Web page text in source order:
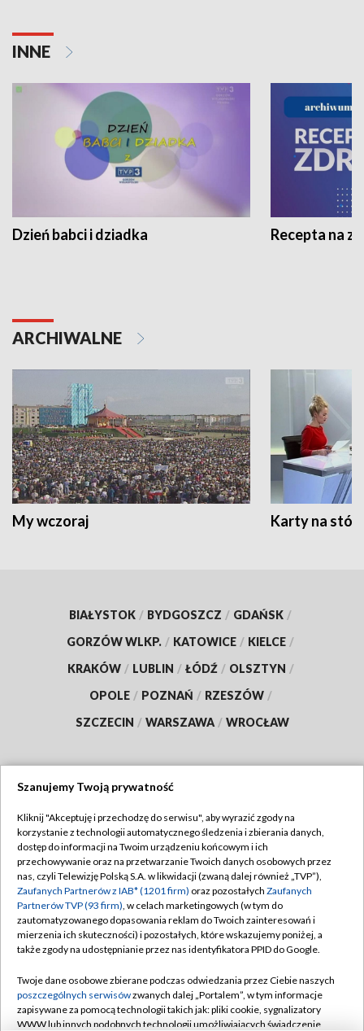
INNE
Dzień babci i dziadka Recepta na
ARCHIWALNE
My wczoraj Karty na
BIAŁYSTOK / BYDGOSZCZ / GDAŃSK /
GORZÓW WLKP. / KATOWICE / KIELCE /
KRAKÓW / LUBLIN / ŁÓDŹ / OLSZTYN /
OPOLE / POZNAŃ / RZESZÓW /
SZCZECIN / WARSZAWA / WROCŁAW
TVP
Abonament TVP
Emisja w TVP
Centrum informacji TVP
Naziemna Telewizja Cyfrowa
Rada Programowa
System NOS
Regulamin TVP
Polityka prywatności
Moje zgody
Pomoc
Kontakt
Szanujemy Twoją prywatność
Kliknij "Akceptuję i przechodzę do serwisu", aby wyrazić zgody na
korzystanie z technologii automatycznego śledzenia i zbierania danych,
dostęp do informacji na Twoim urządzeniu końcowym i ich
przechowywanie oraz na przetwarzanie Twoich danych osobowych przez
nas, czyli Telewizję Polską S.A. w likwidacji (zwaną dalej również „TVP”),
Zaufanych Partnerów z IAB* (1201 firm) oraz pozostałych Zaufanych
Partnerów TVP (93 firm), w celach marketingowych (w tym do
zautomatyzowanego dopasowania reklam do Twoich zainteresowań i
mierzenia ich skuteczności) i pozostałych, które wskazujemy poniżej, a
także zgody na udostępnianie przez nas identyfikatora PPID do Google.
Twoje dane osobowe zbierane podczas odwiedzania przez Ciebie naszych
poszczególnych serwisówzwanych dalej „Portalem”, w tym informacje
zapisywane za pomocą technologii takich jak: pliki cookie, sygnalizatory
WWW lub innych podobnych technologii umożliwiających świadczenie